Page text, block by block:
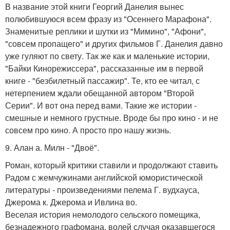
В название этой книги Георгий Данелия вынес
полюбившуюся всем фразу из "Осеннего Марафона".
Знаменитые реплики и шутки из "Мимино", "Афони",
"совсем пропащего" и других фильмов Г. Данелия давно
уже гуляют по свету. Так же как и маленькие истории,
"Байки Кинорежиссера", рассказанные им в первой
книге - "безбилетный пассажир". Те, кто ее читал, с
нетерпением ждали обещанной автором "Второй
Серии". И вот она перед вами. Такие же истории -
смешные и немного грустные. Вроде бы про кино - и не
совсем про кино. А просто про нашу жизнь.
9. Алан а. Милн - "Двоё".
Роман, который критики ставили и продолжают ставить
Радом с жемчужинами английской юмористической
литературы - произведениями пелема Г. вудхауса,
Джерома к. Джерома и Ивлина во.
Веселая история немолодого сельского помещика,
безнадежного графомана, волей случая оказавшегося